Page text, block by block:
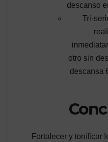
descanso
Tri-
otro sin
descansa
Fortalecer y tonificar